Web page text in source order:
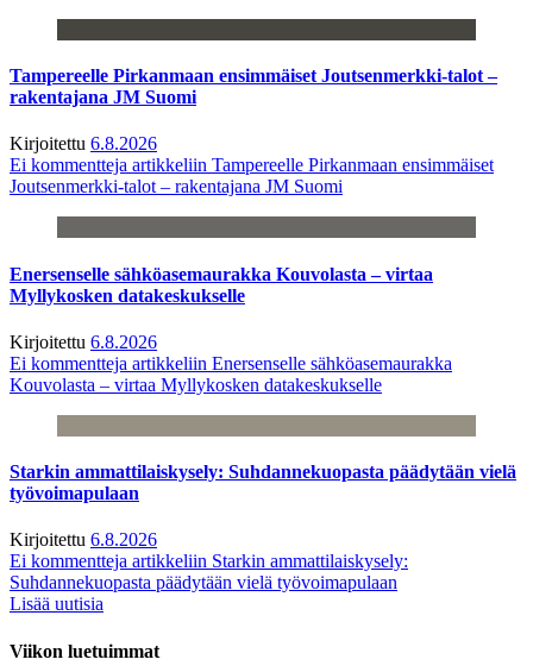
Tampereelle Pirkanmaan ensimmäiset Joutsenmerkki-talot –
rakentajana JM Suomi
Kirjoitettu 6.8.2026
Ei kommentteja artikkeliin Tampereelle Pirkanmaan ensimmäiset
Joutsenmerkki-talot – rakentajana JM Suomi
Enersenselle sähköasemaurakka Kouvolasta – virtaa
Myllykosken datakeskukselle
Kirjoitettu 6.8.2026
Ei kommentteja artikkeliin Enersenselle sähköasemaurakka
Kouvolasta – virtaa Myllykosken datakeskukselle
Starkin ammattilaiskysely: Suhdannekuopasta päädytään vielä
työvoimapulaan
Kirjoitettu 6.8.2026
Ei kommentteja artikkeliin Starkin ammattilaiskysely:
Suhdannekuopasta päädytään vielä työvoimapulaan
Lisää uutisia
Viikon luetuimmat